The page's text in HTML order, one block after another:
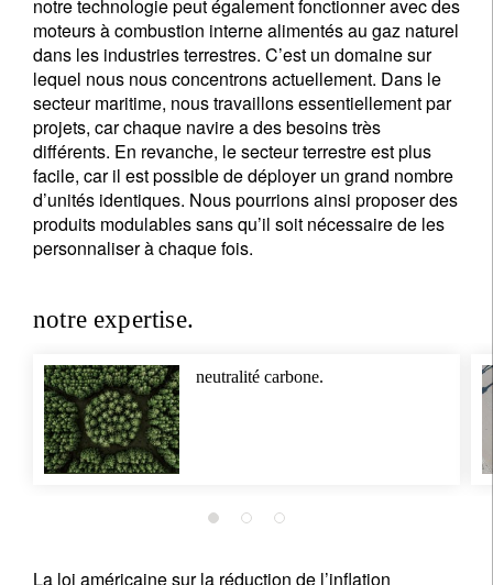
notre technologie peut également fonctionner avec des
moteurs à combustion interne alimentés au gaz naturel
dans les industries terrestres. C’est un domaine sur
lequel nous nous concentrons actuellement. Dans le
secteur maritime, nous travaillons essentiellement par
projets, car chaque navire a des besoins très
différents. En revanche, le secteur terrestre est plus
facile, car il est possible de déployer un grand nombre
d’unités identiques. Nous pourrions ainsi proposer des
produits modulables sans qu’il soit nécessaire de les
personnaliser à chaque fois.
notre expertise.
neutralité carbone.
La loi américaine sur la réduction de l’inflation